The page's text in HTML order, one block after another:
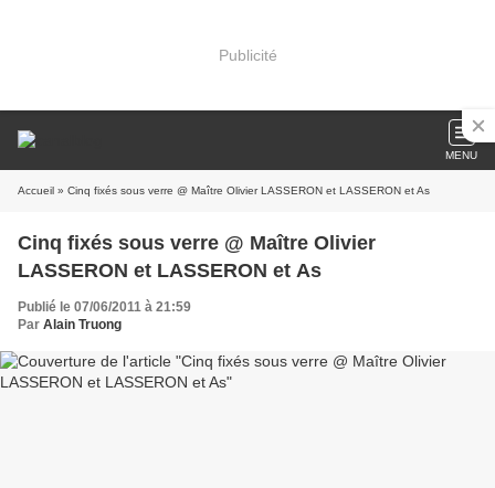
Publicité
MENU
Accueil » Cinq fixés sous verre @ Maître Olivier LASSERON et LASSERON et As
Cinq fixés sous verre @ Maître Olivier
LASSERON et LASSERON et As
Publié le 07/06/2011 à 21:59
Par Alain Truong